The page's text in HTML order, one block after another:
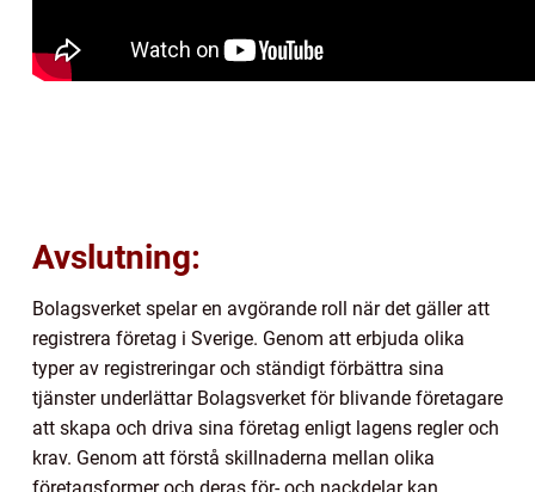
Avslutning:
Bolagsverket spelar en avgörande roll när det gäller att
registrera företag i Sverige. Genom att erbjuda olika
typer av registreringar och ständigt förbättra sina
tjänster underlättar Bolagsverket för blivande företagare
att skapa och driva sina företag enligt lagens regler och
krav. Genom att förstå skillnaderna mellan olika